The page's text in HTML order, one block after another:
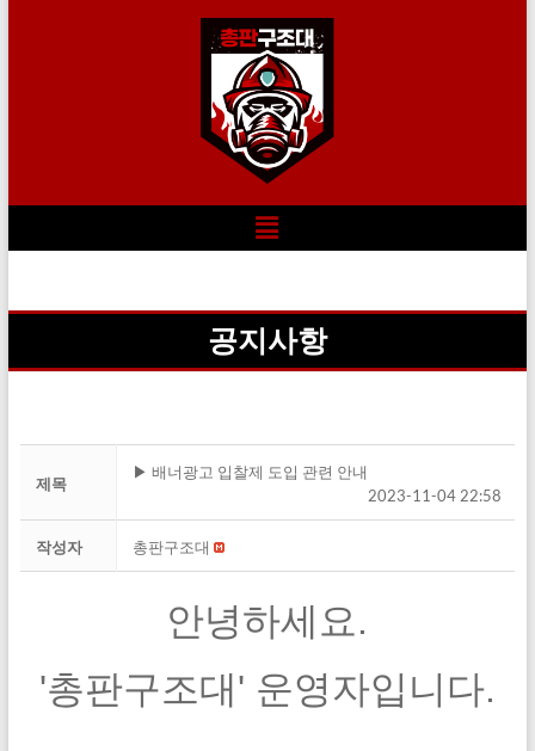
공지사항
제목
▶ 배너광고 입찰제 도입 관련 안내
2023-11-04 22:58
작성자 총판구조대
안녕하세요.
'총판구조대' 운영자입니다.